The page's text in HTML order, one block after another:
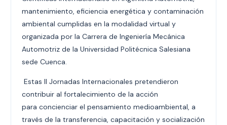
mantenimiento, eficiencia energética y contaminación
ambiental cumplidas en la modalidad virtual y
organizada por la Carrera de Ingeniería Mecánica
Automotriz de la Universidad Politécnica Salesiana
sede Cuenca.
Estas II Jornadas Internacionales pretendieron
contribuir al fortalecimiento de la acción
para concienciar el pensamiento medioambiental, a
través de la transferencia, capacitación y socialización